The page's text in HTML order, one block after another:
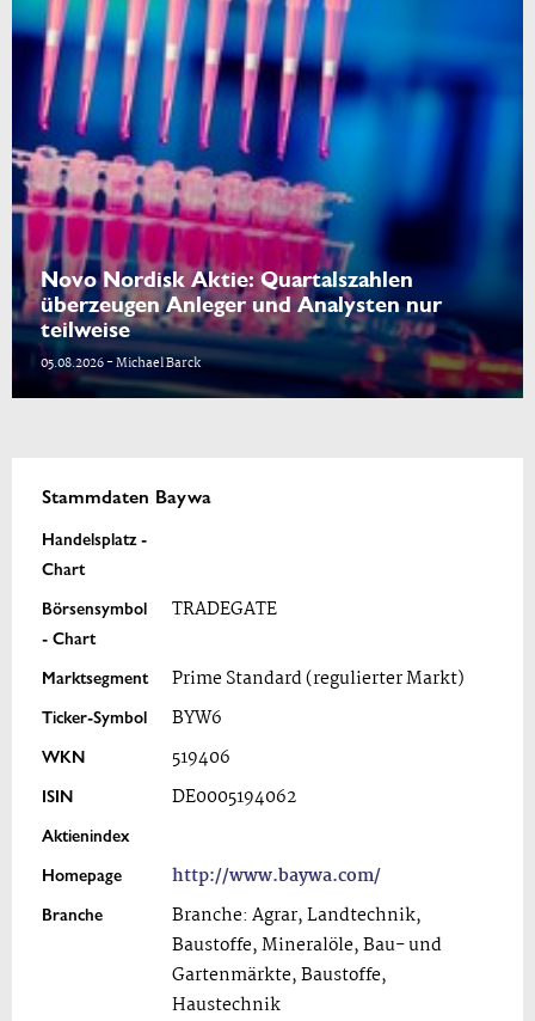
Novo Nordisk Aktie: Quartalszahlen
überzeugen Anleger und Analysten nur
teilweise
05.08.2026 - Michael Barck
Stammdaten Baywa
Handelsplatz -
Chart
Börsensymbol
- Chart
TRADEGATE
Marktsegment Prime Standard (regulierter Markt)
Ticker-Symbol BYW6
WKN 519406
ISIN DE0005194062
Aktienindex
Homepage
http://www.baywa.com/
Branche
Branche: Agrar, Landtechnik,
Baustoffe, Mineralöle, Bau- und
Gartenmärkte, Baustoffe,
Haustechnik